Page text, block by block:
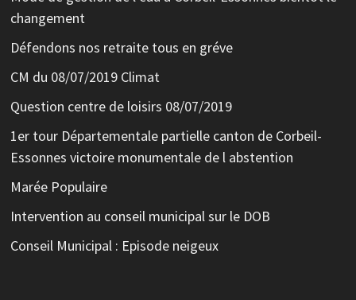
changement
Défendons nos retraite tous en gréve
CM du 08/07/2019 Climat
Question centre de loisirs 08/07/2019
1er tour Départementale partielle canton de Corbeil-
Essonnes victoire monumentale de l abstention
Marée Populaire
Intervention au conseil municipal sur le DOB
Conseil Municipal : Episode neigeux